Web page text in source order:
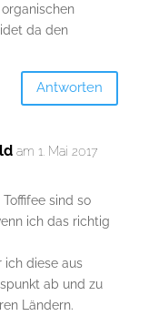
da den
Antworten
am 1. Mai 2017
sind so
ich das richtig
ich diese aus
ab und zu
Ländern.